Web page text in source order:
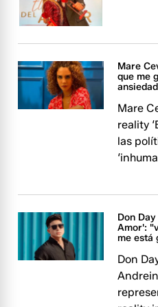
Mare
que me
Mare
reality
las
Don
Amor':
me está
Don